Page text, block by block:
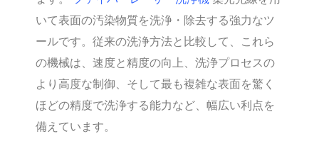
いて表面の汚染物質を洗浄・除去する強力なツ
ールです。従来の洗浄方法と比較して、これら
の機械は、速度と精度の向上、洗浄プロセスの
より高度な制御、そして最も複雑な表面を驚く
ほどの精度で洗浄する能力など、幅広い利点を
備えています。